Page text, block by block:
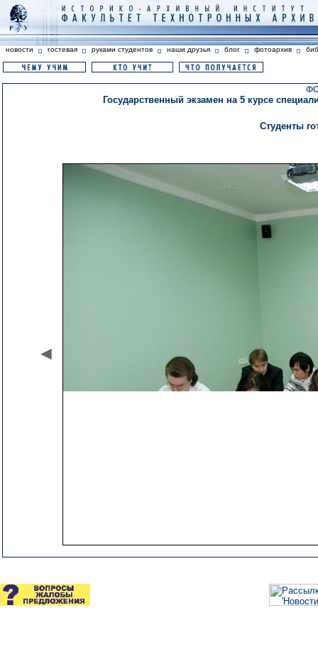
новости гостевая руками студентов наши друзья блог фотоархив
Государственный экзамен на 5 курсе
Студенты